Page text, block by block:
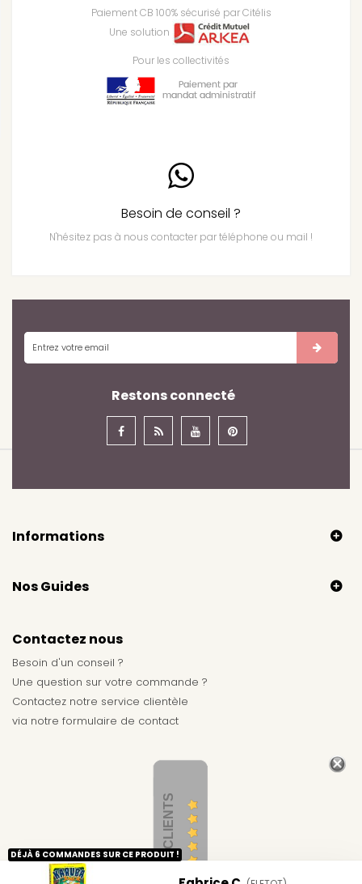
DÉJÀ 6 COMMANDES SUR CE PRODUIT !
Paiement CB 100% sécurisé par Citélis
Une solution
Pour les collectivités
Besoin de conseil ?
N'hésitez pas à nous contacter par téléphone ou mail !
Restons connecté
Informations
Nos Guides
Contactez nous
Besoin d'un conseil ?
Une question sur votre commande ?
Contactez notre service clientèle
via notre formulaire de contact
AVIS CLIENTS